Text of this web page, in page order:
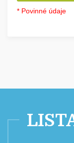
* Povinné údaje